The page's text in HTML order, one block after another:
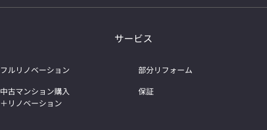
サービス
フルリノベーション
部分リフォーム
中古マンション購入
＋リノベーション
保証